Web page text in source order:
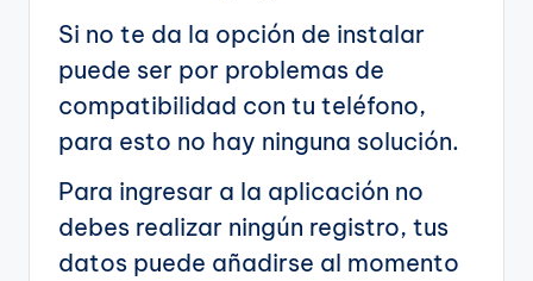
Si no te da la opción de instalar
puede ser por problemas de
compatibilidad con tu teléfono,
para esto no hay ninguna solución.
Para ingresar a la aplicación no
debes realizar ningún registro, tus
datos puede añadirse al momento